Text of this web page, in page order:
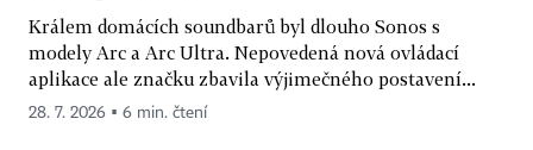
Králem domácích soundbarů byl dlouho Sonos s
modely Arc a Arc Ultra. Nepovedená nová ovládací
aplikace ale značku zbavila výjimečného postavení...
28. 7. 2026 ▪ 6 min. čtení